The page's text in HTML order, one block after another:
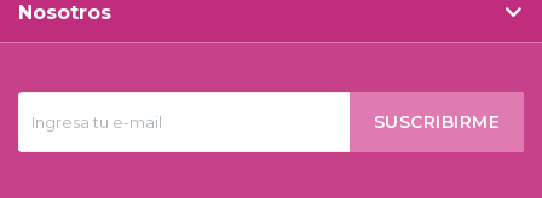
SUSCRIBIRME
Nosotros